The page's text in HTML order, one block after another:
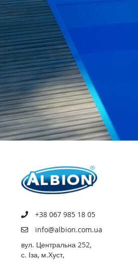
+38 067 985 18 05
info@albion.com.ua
вул. Центральна 252,
с. Іза, м.Хуст,